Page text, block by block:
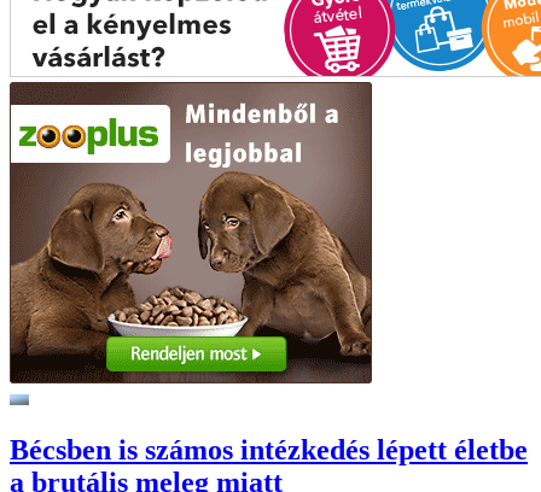
Bécsben is számos intézkedés lépett életbe
a brutális meleg miatt